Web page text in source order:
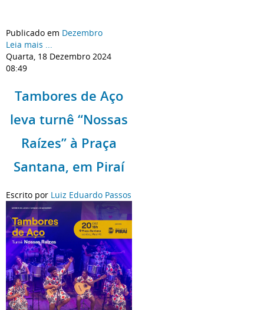
Publicado em Dezembro
Leia mais ...
Quarta, 18 Dezembro 2024
08:49
Tambores de Aço
leva turnê “Nossas
Raízes” à Praça
Santana, em Piraí
Escrito por Luiz Eduardo Passos